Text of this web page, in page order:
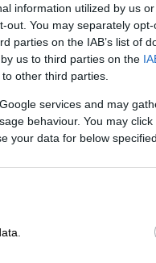
information utilized by us
out. You may separately
parties on the IAB’s list of
us to third parties on the
other third parties.
services and may
behaviour. You may
your data for below
στα